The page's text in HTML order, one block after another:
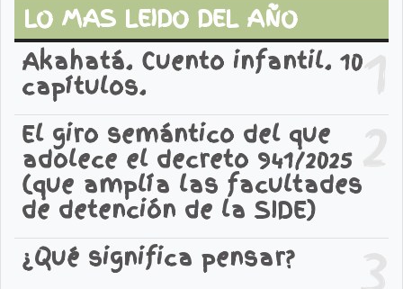
LO MAS LEIDO DEL AÑO
1
Akahatá. Cuento infantil. 10
capítulos.
2
El giro semántico del que
adolece el decreto 941/2025
(que amplía las facultades
de detención de la SIDE)
3
¿Qué significa pensar?